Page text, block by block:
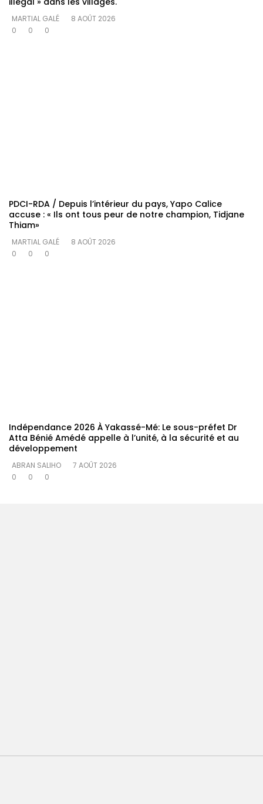
MARTIAL GALÉ
8 AOÛT 2026
0
0 0
PDCI-RDA / Depuis l’intérieur du pays, Yapo Calice
accuse : « Ils ont tous peur de notre champion, Tidjane
Thiam»
MARTIAL GALÉ
8 AOÛT 2026
0
0 0
Indépendance 2026 À Yakassé-Mé: Le sous-préfet Dr
Atta Bénié Amédé appelle à l’unité, à la sécurité et au
développement
ABRAN SALIHO
7 AOÛT 2026
0
0 0